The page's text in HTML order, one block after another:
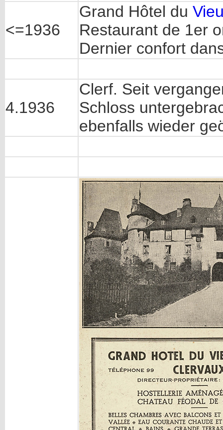
<=1936
Grand Hôtel du
Restaurant de 1er
Dernier confort
4.1936
Clerf. Seit
Schloss
ebenfalls wieder